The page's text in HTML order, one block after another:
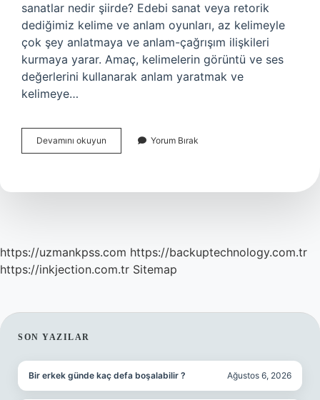
sanatlar nedir şiirde? Edebi sanat veya retorik
dediğimiz kelime ve anlam oyunları, az kelimeyle
çok şey anlatmaya ve anlam-çağrışım ilişkileri
kurmaya yarar. Amaç, kelimelerin görüntü ve ses
değerlerini kullanarak anlam yaratmak ve
kelimeye…
Devamını okuyun
Sanatlar
Nelerdir
Yorum Bırak
https://uzmankpss.com https://backuptechnology.com.tr
https://inkjection.com.tr Sitemap
SIDEBAR
SON YAZILAR
Bir erkek günde kaç defa boşalabilir ? Ağustos 6, 2026